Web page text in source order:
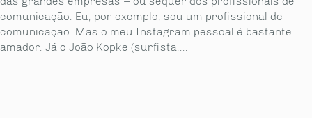
comunicação. Eu, por exemplo, sou um profissional de
comunicação. Mas o meu Instagram pessoal é bastante
amador. Já o João Kopke (surfista,...